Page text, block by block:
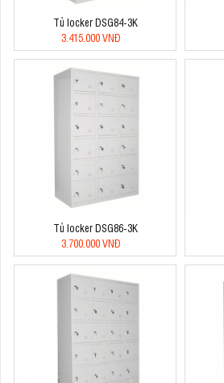
Tủ locker DSG84-3K
3.415.000 VNĐ
Tủ locker DSG86-3K
3.700.000 VNĐ